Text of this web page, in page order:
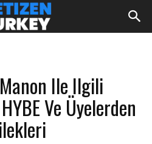
Ile Ilgili
Ve Üyelerden